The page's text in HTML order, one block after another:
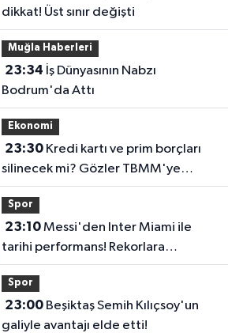
dikkat! Üst sınır değişti
Muğla Haberleri
23:34
Bodrum'da Attı
Ekonomi
23:30Kredi kartı ve prim borçları
silinecek mi? Gözler TBMM'ye
çevrildi
Spor
23:10Messi'den Inter Miami ile
tarihi performans! Rekorlara
doymuyor
Spor
23:00Beşiktaş Semih Kılıçsoy'un
galiyle avantajı elde etti!